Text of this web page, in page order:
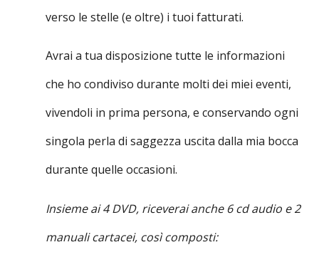
verso le stelle (e oltre) i tuoi fatturati.
Avrai a tua disposizione tutte le informazioni
che ho condiviso durante molti dei miei eventi,
vivendoli in prima persona, e conservando ogni
singola perla di saggezza uscita dalla mia bocca
durante quelle occasioni.
Insieme ai 4 DVD, riceverai anche 6 cd audio e 2
manuali cartacei, così composti: